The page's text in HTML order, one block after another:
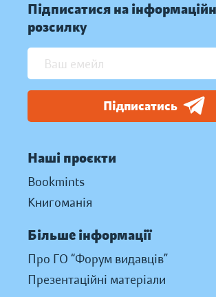
Підписатися на
розсилку
Підписатись
Наші проєкти
Bookmints
Книгоманія
Більше інформації
Про ГО “Форум видавців”
Презентаційні матеріали